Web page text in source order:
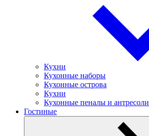
Кухни
Кухонные наборы
Кухонные острова
Кухни
Кухонные пеналы и антресоли
Гостиные